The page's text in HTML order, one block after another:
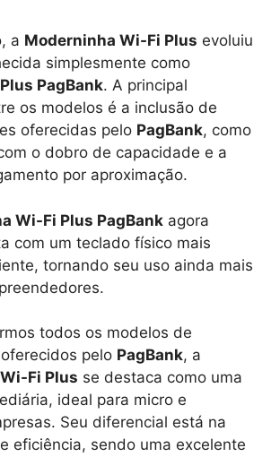
a Moderninha Wi-Fi Plus evoluiu
simplesmente como
PagBank. A principal
os modelos é a inclusão de
oferecidas pelo PagBank, como
o dobro de capacidade e a
por aproximação.
Wi-Fi Plus PagBank agora
com um teclado físico mais
tornando seu uso ainda mais
todos os modelos de
pelo PagBank, a
Fi Plus se destaca como uma
ideal para micro e
Seu diferencial está na
eficiência, sendo uma excelente